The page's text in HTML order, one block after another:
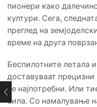
пионери како
култури. Сега,
преглед на
време на друга
Беспилотните летала
доставуваат
се најпотребни. Или
сила. Со намалување